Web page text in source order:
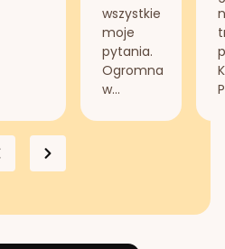
wszystkie
moje
pytania.
Ogromna
w...